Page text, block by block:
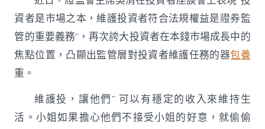
護
投
一
包
養
行
者
符
合
資者是市場之本，維護投資者符合法規權益是證券監
管的重要義務”，再次誇大投資者在本錢市場成長中的
焦點位置，凸顯出監管層對投資者維護任務的器包養
重。
維護投，讓他們” 可以有穩定的收入來維持生
活。小姐如果擔心他們不接受小姐的好意，就偷偷